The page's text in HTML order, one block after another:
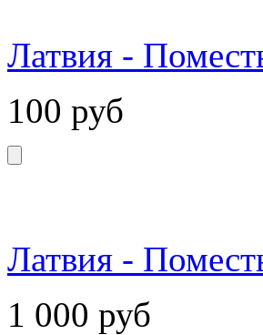
Латвия -
100 руб
Латвия -
1 000 руб